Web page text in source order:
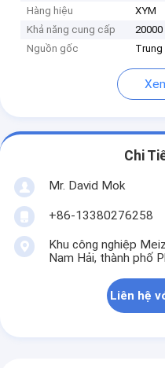
Hàng hiệu
XYM
Khả năng cung cấp
Nguồn gốc
Trung
Chi
Mr. David Mok
+86-13380276258
Khu công nghiệp
Nam Hải, thành phố
Liên hệ